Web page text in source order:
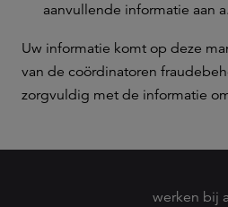
aanvullende informatie aan
Uw informatie komt op deze
van de coördinatoren
zorgvuldig met de informatie
werken bij